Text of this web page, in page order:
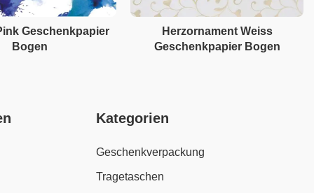
Geschenkpapier
Bogen
Herzornament Weiss
Geschenkpapier Bogen
Kategorien
Geschenkverpackung
Tragetaschen